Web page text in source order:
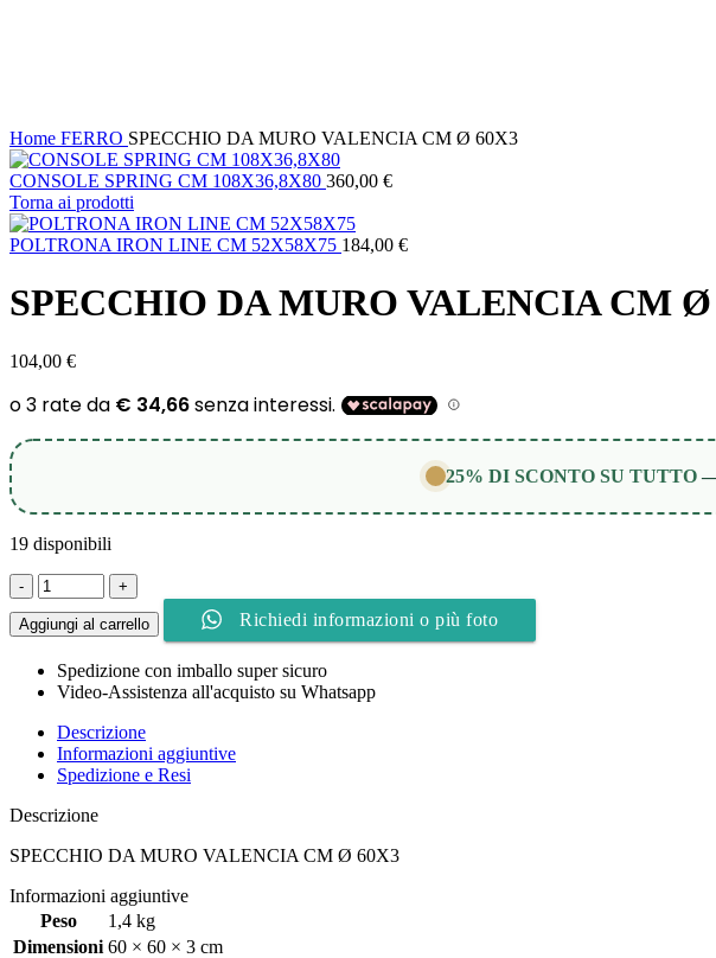
Home FERRO SPECCHIO DA MURO VALENCIA CM Ø 60X3
CONSOLE SPRING CM 108X36,8X80 360,00 €
Torna ai prodotti
POLTRONA IRON LINE CM 52X58X75 184,00 €
SPECCHIO DA MURO VALENCIA CM Ø
104,00 €
25% DI SCONTO SU TUTTO
19 disponibili
SPECCHIO
DA
MURO
CM
Ø
quantità
Aggiungi al carrello Richiedi informazioni o più foto
Spedizione con imballo super sicuro
Video-Assistenza all'acquisto su Whatsapp
Descrizione
Informazioni aggiuntive
Spedizione e Resi
Descrizione
SPECCHIO DA MURO VALENCIA CM Ø 60X3
Informazioni aggiuntive
Peso
1,4 kg
Dimensioni 60 × 60 × 3 cm